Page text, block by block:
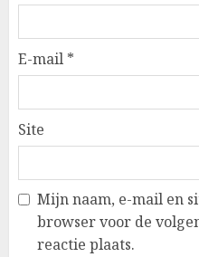
E-mail *
Site
Mijn naam, e-mail en
browser voor de
reactie plaats.